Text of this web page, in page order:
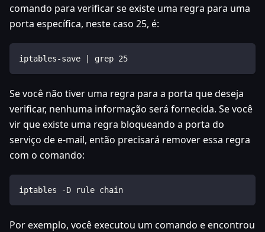
comando para verificar se existe uma regra para uma
porta específica, neste caso 25, é:
iptables-save | grep 25
Se você não tiver uma regra para a porta que deseja
verificar, nenhuma informação será fornecida. Se você
vir que existe uma regra bloqueando a porta do
serviço de e-mail, então precisará remover essa regra
com o comando:
iptables -D rule chain
Por exemplo, você executou um comando e encontrou